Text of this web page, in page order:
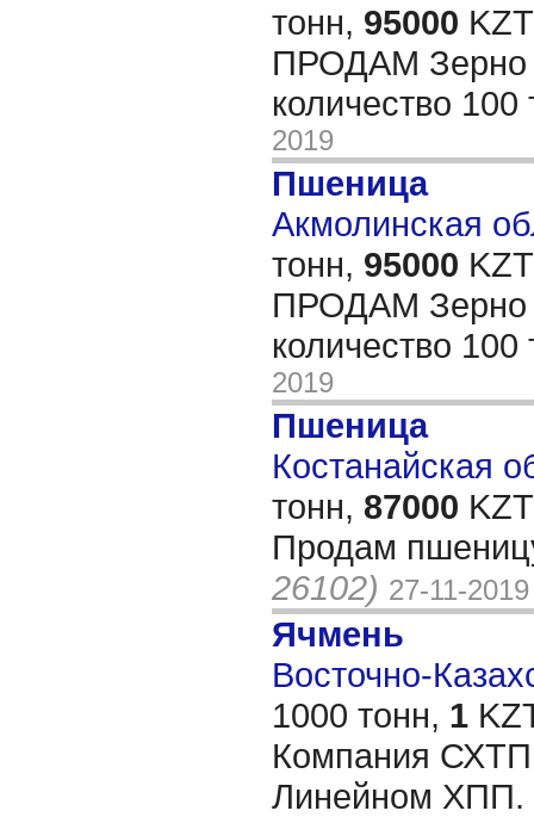
тонн, 95000
ПРОДАМ Зерно
количество
2019
Пшеница
Акмолинская
тонн, 95000
ПРОДАМ Зерно
количество
2019
Пшеница
Костанайская
тонн, 87000
Продам
26102) 27-11-2019
Ячмень
Восточно-
1000 тонн, 1
Компания
Линейном ХПП.